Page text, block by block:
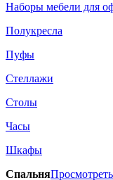
Наборы мебели для
Полукресла
Пуфы
Стеллажи
Столы
Часы
Шкафы
СпальняПросмотреть